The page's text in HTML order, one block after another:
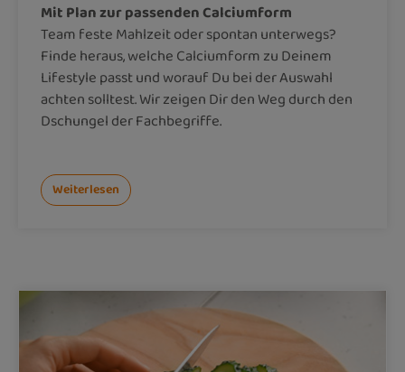
Mit Plan zur passenden Calciumform
Team feste Mahlzeit oder spontan unterwegs?
Finde heraus, welche Calciumform zu Deinem
Lifestyle passt und worauf Du bei der Auswahl
achten solltest. Wir zeigen Dir den Weg durch den
Dschungel der Fachbegriffe.
Weiterlesen